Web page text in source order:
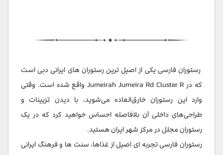
رستوران فارسی یکی از اصیل ترین رستوران های ایرانی دبی است
که در Jumeirah Jumeira Rd Cluster R واقع شده است. وقتی
وارد این رستوران خارق‌العاده می‌شوید، با دیدن تزیینات و
طراحی‌های داخلی آن بلافاصله احساس خواهید کرد که در یک
رستوران مجلل در مرکز شهر ایران هستید.
رستوران فارسی تجربه ای اصیل از غذاها، سنت ها و فرهنگ ایرانی